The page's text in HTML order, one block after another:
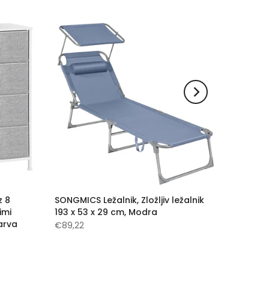
8
SONGMICS Ležalnik, Zložljiv ležalnik
193 x 53 x 29 cm, Modra
€89,22